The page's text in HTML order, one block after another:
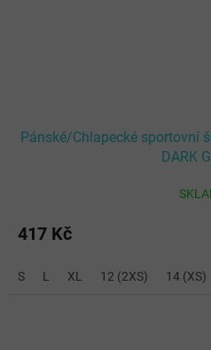
Pánské/Chlapecké sportovní
DARK
417 Kč
S L XL 12 (2XS) 14 (XS)